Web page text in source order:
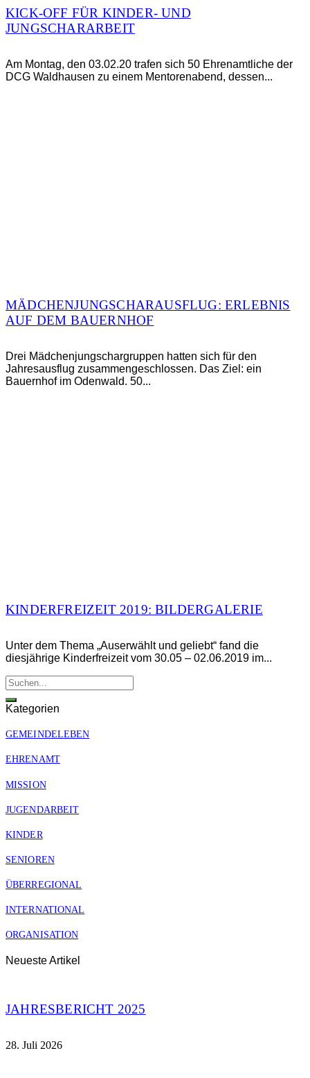
KICK-OFF FÜR KINDER- UND
JUNGSCHARARBEIT
Am Montag, den 03.02.20 trafen sich 50 Ehrenamtliche der
DCG Waldhausen zu einem Mentorenabend, dessen...
MÄDCHENJUNGSCHARAUSFLUG: ERLEBNIS
AUF DEM BAUERNHOF
Drei Mädchenjungschargruppen hatten sich für den
Jahresausflug zusammengeschlossen. Das Ziel: ein
Bauernhof im Odenwald. 50...
KINDERFREIZEIT 2019: BILDERGALERIE
Unter dem Thema „Auserwählt und geliebt“ fand die
diesjährige Kinderfreizeit vom 30.05 – 02.06.2019 im...
Kategorien
GEMEINDELEBEN
EHRENAMT
MISSION
JUGENDARBEIT
KINDER
SENIOREN
ÜBERREGIONAL
INTERNATIONAL
ORGANISATION
Neueste Artikel
JAHRESBERICHT 2025
28. Juli 2026